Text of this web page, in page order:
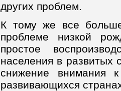
других проблем.
К тому же все
проблеме низкой
простое
населения в развитых
снижение внимания
развивающихся